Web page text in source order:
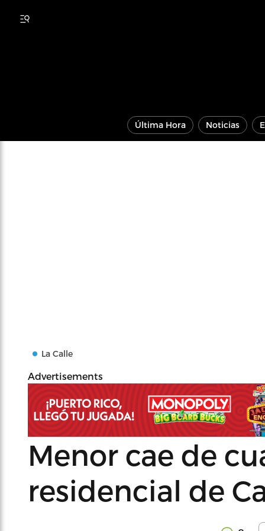
Última Hora Noticias
La Calle
Advertisements
Menor cae de
residencial de